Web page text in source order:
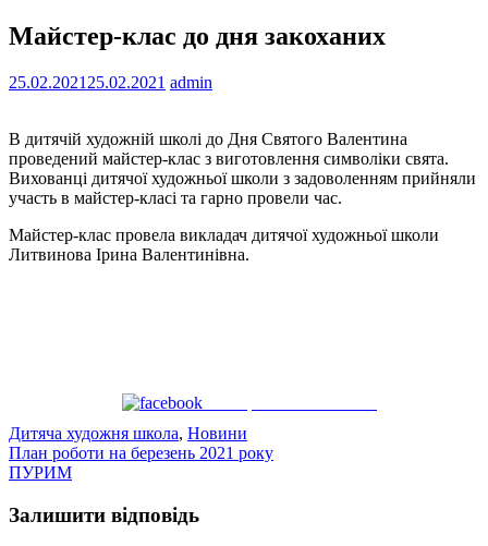
Майстер-клас до дня закоханих
25.02.2021 25.02.2021 admin
В дитячій художній школі до Дня Святого Валентина
проведений майстер-клас з виготовлення символіки свята.
Вихованці дитячої художньої школи з задоволенням прийняли
участь в майстер-класі та гарно провели час.
Майстер-клас провела викладач дитячої художньої школи
Литвинова Ірина Валентинівна.
Дитяча художня школа, Новини
Навігація
записів
План роботи на березень 2021 року
ПУРИМ
Залишити відповідь